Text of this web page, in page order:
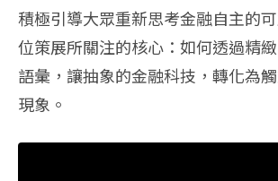
積極引導大眾重新思考金融自主的
位策展所關注的核心：如何透過精
語彙，讓抽象的金融科技，轉化為
現象。